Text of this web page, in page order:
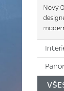
Nový